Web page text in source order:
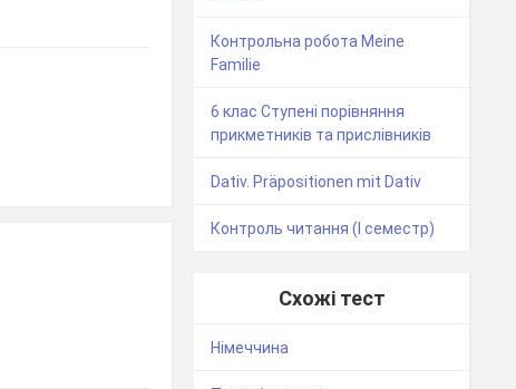
Контрольна робота Meine
Familie
6 клас Ступені порівняння
прикметників та прислівників
Dativ. Präpositionen mit Dativ
Контроль читання (І семестр)
Схожі тест
Німеччина